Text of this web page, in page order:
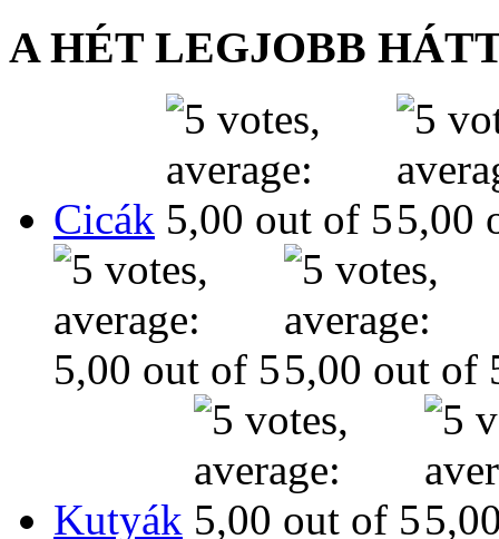
A HÉT LEGJOBB
Cicák
Kutyák